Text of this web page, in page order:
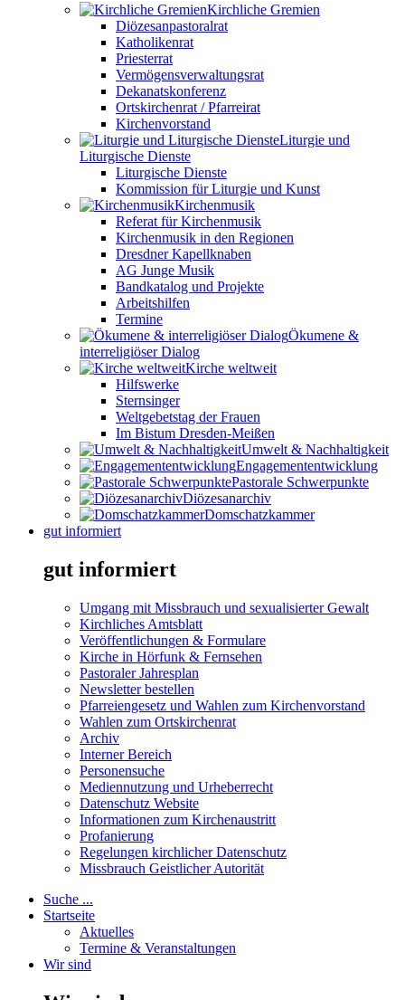
Kirchliche Gremien
Diözesanpastoralrat
Katholikenrat
Priesterrat
Vermögensverwaltungsrat
Dekanatskonferenz
Ortskirchenrat / Pfarreirat
Kirchenvorstand
Liturgie und
Liturgische Dienste
Liturgische Dienste
Kommission für Liturgie und Kunst
Kirchenmusik
Referat für Kirchenmusik
Kirchenmusik in den Regionen
Dresdner Kapellknaben
AG Junge Musik
Bandkatalog und Projekte
Arbeitshilfen
Termine
Ökumene &
interreligiöser Dialog
Kirche weltweit
Hilfswerke
Sternsinger
Weltgebetstag der Frauen
Im Bistum Dresden-Meißen
Umwelt & Nachhaltigkeit
Engagemententwicklung
Pastorale Schwerpunkte
Diözesanarchiv
Domschatzkammer
gut informiert
gut informiert
Umgang mit Missbrauch und sexualisierter Gewalt
Kirchliches Amtsblatt
Veröffentlichungen & Formulare
Kirche in Hörfunk & Fernsehen
Pastoraler Jahresplan
Newsletter bestellen
Pfarreiengesetz und Wahlen zum Kirchenvorstand
Wahlen zum Ortskirchenrat
Archiv
Interner Bereich
Personensuche
Mediennutzung und Urheberrecht
Datenschutz Website
Informationen zum Kirchenaustritt
Profanierung
Regelungen kirchlicher Datenschutz
Missbrauch Geistlicher Autorität
Suche ...
Startseite
Aktuelles
Termine & Veranstaltungen
Wir sind